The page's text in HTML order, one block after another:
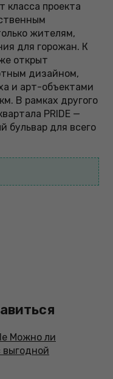
класса проекта
жителям,
для горожан. К
открыт
дизайном,
и арт-объектами
В рамках другого
PRIDE —
бульвар для всего